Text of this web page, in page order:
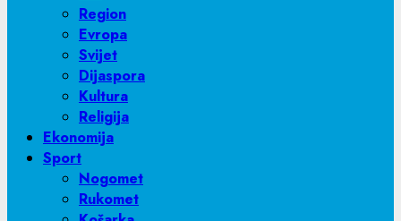
Region
Evropa
Svijet
Dijaspora
Kultura
Religija
Ekonomija
Sport
Nogomet
Rukomet